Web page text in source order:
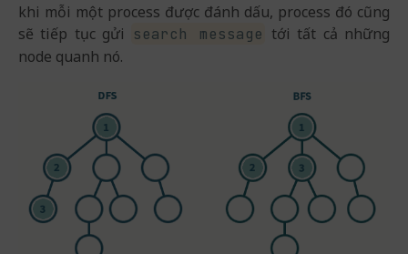
khi mỗi một process được đánh dấu, process đó cũng
sẽ tiếp tục gửi
search message tới tất cả những
node quanh nó.